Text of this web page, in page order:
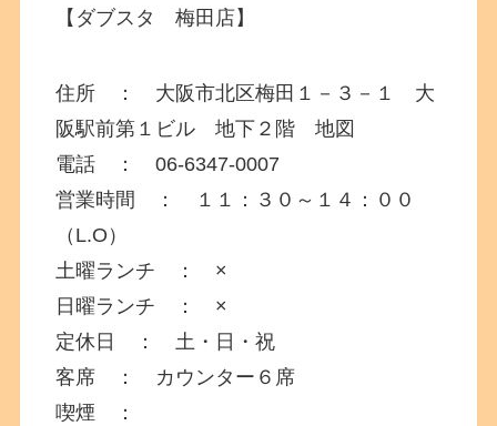
【ダブスタ 梅田店】
住所 ： 大阪市北区梅田１－３－１ 大
阪駅前第１ビル 地下２階 地図
電話 ： 06-6347-0007
営業時間 ： １１：３０～１４：００
（L.O）
土曜ランチ ： ×
日曜ランチ ： ×
定休日 ： 土・日・祝
客席 ： カウンター６席
喫煙 ：